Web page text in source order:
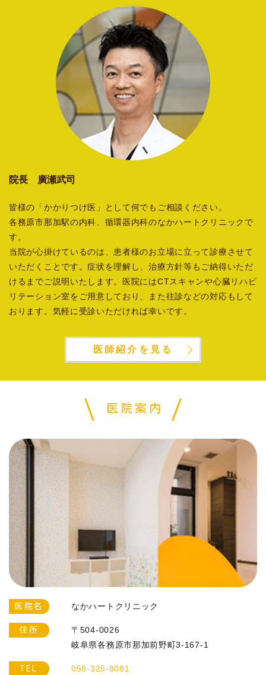
院長 廣瀬武司
皆様の「かかりつけ医」として何でもご相談ください。
各務原市那加駅の内科、循環器内科のなかハートクリニックで
す。
当院が心掛けているのは、患者様のお立場に立って診療させて
いただくことです。症状を理解し、治療方針等もご納得いただ
けるまでご説明いたします。医院にはCTスキャンや心臓リハビ
リテーション室をご用意しており、また往診などの対応もして
おります。気軽に受診いただければ幸いです。
医師紹介を見る
医院案内
医院名 なかハートクリニック
住所
〒504-0026
岐阜県各務原市那加前野町3-167-1
TEL 058-325-8081